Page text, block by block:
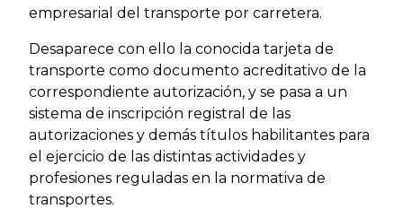
empresarial del transporte por carretera.
Desaparece con ello la conocida tarjeta de
transporte como documento acreditativo de la
correspondiente autorización, y se pasa a un
sistema de inscripción registral de las
autorizaciones y demás títulos habilitantes para
el ejercicio de las distintas actividades y
profesiones reguladas en la normativa de
transportes.